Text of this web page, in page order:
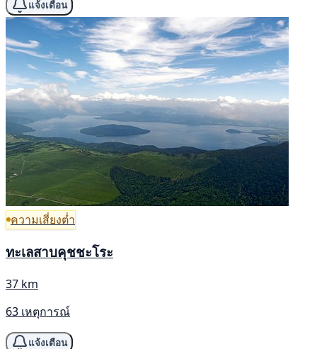
แจ้งเตือน
ความเสี่ยงต่ำ
ทะเลสาบคุชชะโระ
37 km
63 เหตุการณ์
แจ้งเตือน